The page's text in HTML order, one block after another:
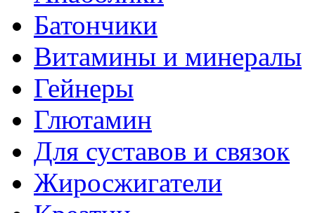
Батончики
Витамины и минералы
Гейнеры
Глютамин
Для суставов и связок
Жиросжигатели